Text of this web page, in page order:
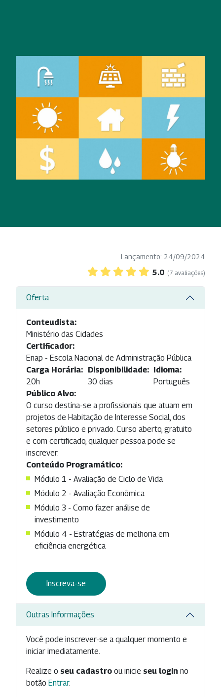
Lançamento: 24/09/2024
5.0 (7 avaliações)
Oferta
Conteudista:
Ministério das Cidades
Certificador:
Enap - Escola Nacional de Administração Pública
Carga Horária:
20h
Disponibilidade:
30 dias
Idioma:
Português
Público Alvo:
O curso destina-se a profissionais que atuam em
projetos de Habitação de Interesse Social, dos
setores público e privado. Curso aberto, gratuito
e com certificado, qualquer pessoa pode se
inscrever.
Conteúdo Programático:
Módulo 1 - Avaliação de Ciclo de Vida
Módulo 2 - Avaliação Econômica
Módulo 3 - Como fazer análise de
investimento
Módulo 4 - Estratégias de melhoria em
eficiência energética
Inscreva-se
Outras Informações
Você pode inscrever-se a qualquer momento e
iniciar imediatamente.
Realize o seu cadastro ou inicie seu login no
botão Entrar.